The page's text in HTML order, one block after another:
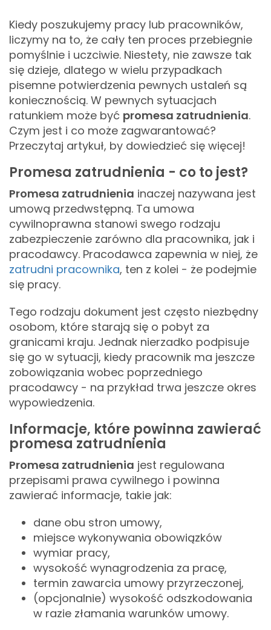
Kiedy poszukujemy pracy lub pracowników,
liczymy na to, że cały ten proces przebiegnie
pomyślnie i uczciwie. Niestety, nie zawsze tak
się dzieje, dlatego w wielu przypadkach
pisemne potwierdzenia pewnych ustaleń są
koniecznością. W pewnych sytuacjach
ratunkiem może być promesa zatrudnienia.
Czym jest i co może zagwarantować?
Przeczytaj artykuł, by dowiedzieć się więcej!
Promesa zatrudnienia - co to jest?
Promesa zatrudnienia inaczej nazywana jest
umową przedwstępną. Ta umowa
cywilnoprawna stanowi swego rodzaju
zabezpieczenie zarówno dla pracownika, jak i
pracodawcy. Pracodawca zapewnia w niej, że
zatrudni pracownika, ten z kolei - że podejmie
się pracy.
Tego rodzaju dokument jest często niezbędny
osobom, które starają się o pobyt za
granicami kraju. Jednak nierzadko podpisuje
się go w sytuacji, kiedy pracownik ma jeszcze
zobowiązania wobec poprzedniego
pracodawcy - na przykład trwa jeszcze okres
wypowiedzenia.
Informacje, które powinna zawierać
promesa zatrudnienia
Promesa zatrudnienia jest regulowana
przepisami prawa cywilnego i powinna
zawierać informacje, takie jak:
dane obu stron umowy,
miejsce wykonywania obowiązków
wymiar pracy,
wysokość wynagrodzenia za pracę,
termin zawarcia umowy przyrzeczonej,
(opcjonalnie) wysokość odszkodowania
w razie złamania warunków umowy.